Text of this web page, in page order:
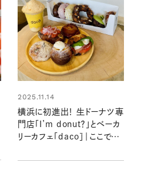
2025.11.14
横浜に初進出！ 生ドーナツ専
門店「I’m donut？」とベーカ
リーカフェ「dacō」｜ここでし
ツやドリンクを紹介